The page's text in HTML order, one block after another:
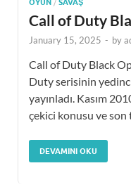
OYUN SAVAŞ
Call of Duty
January 15, 2025 - by
Call of Duty Black
Duty serisinin
yayınladı. Kasım
çekici konusu ve
DEVAMINI OKU